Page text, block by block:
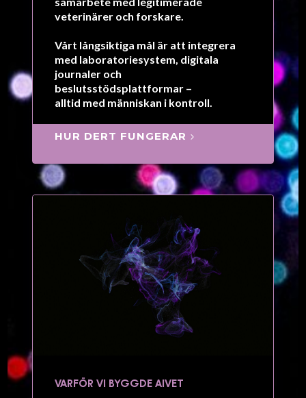
veterinärer och forskare.
Vårt långsiktiga mål är att integrera
med laboratorie­system, digitala
journaler och
beslutsstödsplattformar –
alltid med människan i kontroll.
HUR DERT FUNGERAR
VARFÖR VI BYGGDE AIVET